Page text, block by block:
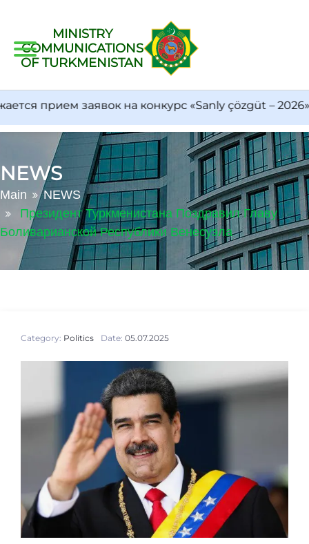
MINISTRY
COMMUNICATIONS
OF TURKMENISTAN
прием заявок на конкурс «Sanly çözgüt – 2026»
NEWS
Main
NEWS
Президент Туркменистана Поздравил Главу
Боливарианской Республики Венесуэла
Category: Politics Date: 05.07.2025